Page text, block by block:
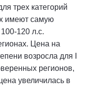
трех категорий
имеют самую
120 л.с.
Цена на
возросла для I
регионов,
увеличилась в